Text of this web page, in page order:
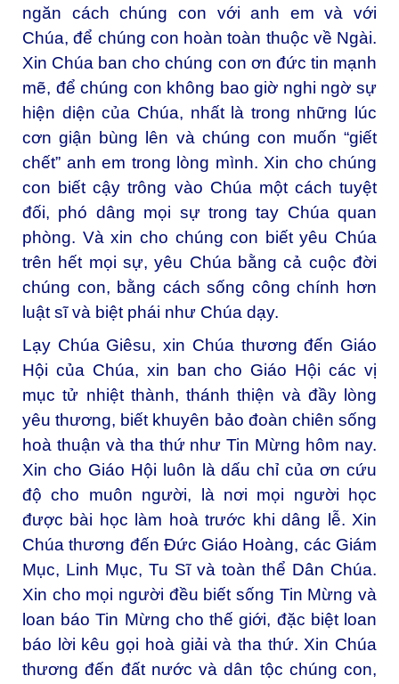
ngăn cách chúng con với anh em và với
Chúa, để chúng con hoàn toàn thuộc về Ngài.
Xin Chúa ban cho chúng con ơn đức tin mạnh
mẽ, để chúng con không bao giờ nghi ngờ sự
hiện diện của Chúa, nhất là trong những lúc
cơn giận bùng lên và chúng con muốn “giết
chết” anh em trong lòng mình. Xin cho chúng
con biết cậy trông vào Chúa một cách tuyệt
đối, phó dâng mọi sự trong tay Chúa quan
phòng. Và xin cho chúng con biết yêu Chúa
trên hết mọi sự, yêu Chúa bằng cả cuộc đời
chúng con, bằng cách sống công chính hơn
luật sĩ và biệt phái như Chúa dạy.
Lạy Chúa Giêsu, xin Chúa thương đến Giáo
Hội của Chúa, xin ban cho Giáo Hội các vị
mục tử nhiệt thành, thánh thiện và đầy lòng
yêu thương, biết khuyên bảo đoàn chiên sống
hoà thuận và tha thứ như Tin Mừng hôm nay.
Xin cho Giáo Hội luôn là dấu chỉ của ơn cứu
độ cho muôn người, là nơi mọi người học
được bài học làm hoà trước khi dâng lễ. Xin
Chúa thương đến Đức Giáo Hoàng, các Giám
Mục, Linh Mục, Tu Sĩ và toàn thể Dân Chúa.
Xin cho mọi người đều biết sống Tin Mừng và
loan báo Tin Mừng cho thế giới, đặc biệt loan
báo lời kêu gọi hoà giải và tha thứ. Xin Chúa
thương đến đất nước và dân tộc chúng con,